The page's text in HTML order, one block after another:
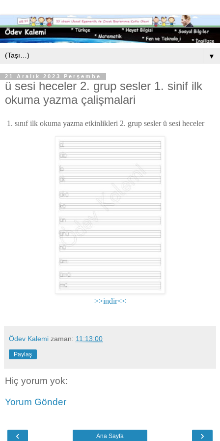
▼
21 Aralık 2023 Perşembe
ü sesi heceler 2. grup sesler 1. sinif ilk
okuma yazma çalişmalari
1. sınıf ilk okuma yazma etkinlikleri 2. grup sesler ü sesi heceler
>>indir<<
Ödev Kalemi zaman: 11:13:00
Paylaş
Hiç yorum yok:
Yorum Gönder
‹ ›
Ana Sayfa